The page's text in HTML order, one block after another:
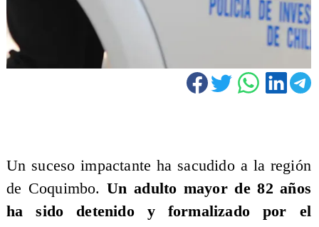
Un suceso impactante ha sacudido a la región
de Coquimbo.Un adulto mayor de 82 años
ha sido detenido y formalizado por el